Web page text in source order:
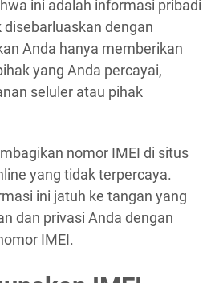
ini adalah informasi pribadi
dengan
Anda hanya memberikan
yang Anda percayai,
seluler atau pihak
nomor IMEI di situs
yang tidak terpercaya.
ini jatuh ke tangan yang
dan privasi Anda dengan
IMEI.